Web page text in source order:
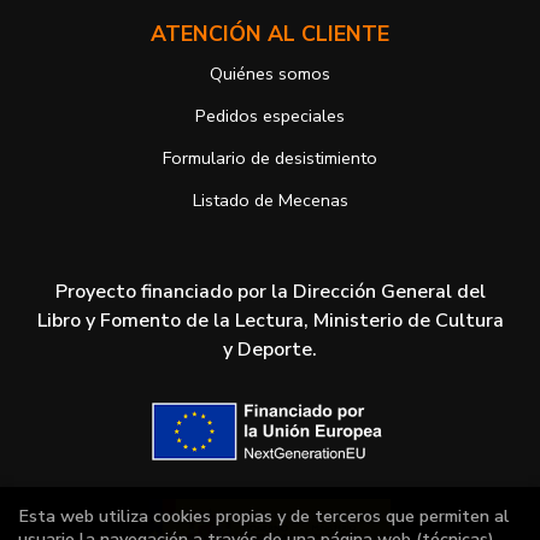
ATENCIÓN AL CLIENTE
Quiénes somos
Pedidos especiales
Formulario de desistimiento
Listado de Mecenas
Proyecto financiado por la Dirección General del
Libro y Fomento de la Lectura, Ministerio de Cultura
y Deporte.
Esta web utiliza cookies propias y de terceros que permiten al